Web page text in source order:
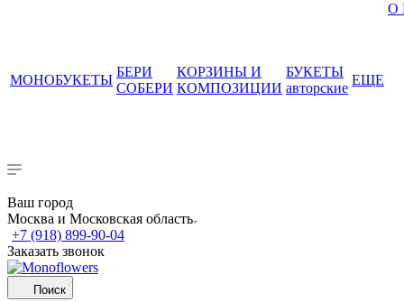
МОНОБУКЕТЫ
БЕРИ
СОБЕРИ
КОРЗИНЫ И
КОМПОЗИЦИИ
БУКЕТЫ
авторские
ЕЩЕ
О
Ваш город
Москва и Московская область
+7 (918) 899-90-04
Заказать звонок
Поиск